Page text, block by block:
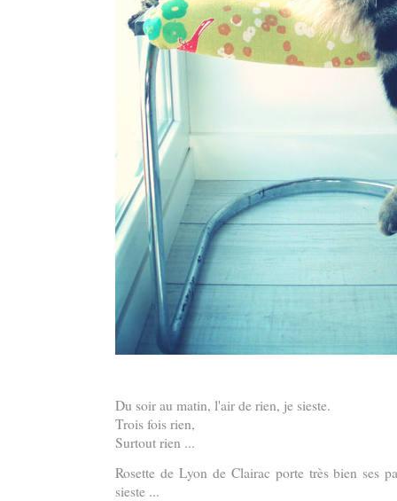
Du soir au matin, l'air de rien, je sieste.
Trois fois rien,
Surtout rien ...
Rosette de Lyon de Clairac porte très bien ses
sieste ...